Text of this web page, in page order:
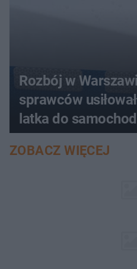
Rozbój w
sprawców
latka do
ZOBACZ WIĘCEJ